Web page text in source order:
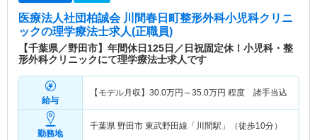
医療法人社団柏誠会 川間春日町整形外科小児科クリニ
ックの理学療法士求人(正職員)
【千葉県／野田市】年間休日125日／日祝固定休！小児科・整
形外科クリニックにて理学療法士求人です
給与
【モデル月収】 30.0万円～35.0万円 程度 諸手当込
勤務地
千葉県 野田市 東武野田線「川間駅」（徒歩10分）